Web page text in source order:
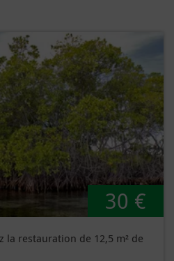
30 €
la restauration de 12,5 m² de